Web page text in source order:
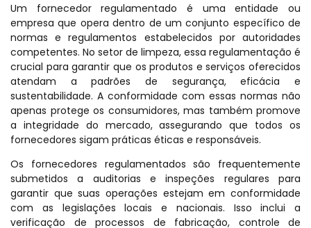
Um fornecedor regulamentado é uma entidade ou
empresa que opera dentro de um conjunto específico de
normas e regulamentos estabelecidos por autoridades
competentes. No setor de limpeza, essa regulamentação é
crucial para garantir que os produtos e serviços oferecidos
atendam a padrões de segurança, eficácia e
sustentabilidade. A conformidade com essas normas não
apenas protege os consumidores, mas também promove
a integridade do mercado, assegurando que todos os
fornecedores sigam práticas éticas e responsáveis.
Os fornecedores regulamentados são frequentemente
submetidos a auditorias e inspeções regulares para
garantir que suas operações estejam em conformidade
com as legislações locais e nacionais. Isso inclui a
verificação de processos de fabricação, controle de